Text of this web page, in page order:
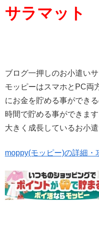
サラマット
ブログ一押しのお小遣い
モッピーはスマホとPC両
にお金を貯める事ができ
時間で貯める事ができま
大きく成長しているお小遣
moppy(モッピー)の詳細・